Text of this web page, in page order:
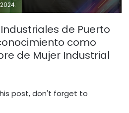
de Puerto
como
de Mujer Industrial
post, don't forget to